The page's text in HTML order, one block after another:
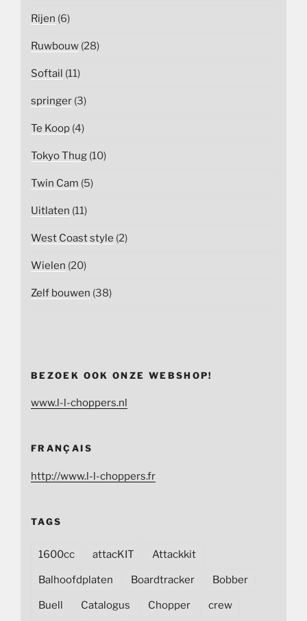
Rijen (6)
Ruwbouw (28)
Softail (11)
springer (3)
Te Koop (4)
Tokyo Thug (10)
Twin Cam (5)
Uitlaten (11)
West Coast style (2)
Wielen (20)
Zelf bouwen (38)
BEZOEK OOK ONZE WEBSHOP!
www.l-l-choppers.nl
FRANÇAIS
http://www.l-l-choppers.fr
TAGS
1600cc attacKIT Attackkit
Balhoofdplaten Boardtracker Bobber
Buell Catalogus Chopper crew